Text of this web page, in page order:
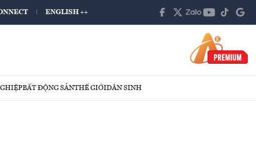
ENGLISH ++
BẤT ĐỘNG SẢNTHẾ GIỚIDÂN SINH